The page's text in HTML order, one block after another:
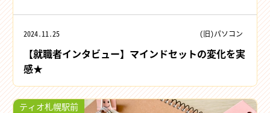
2024.11.25 (旧)パソコン
【就職者インタビュー】マインドセットの変化を実
感★
ティオ札幌駅前